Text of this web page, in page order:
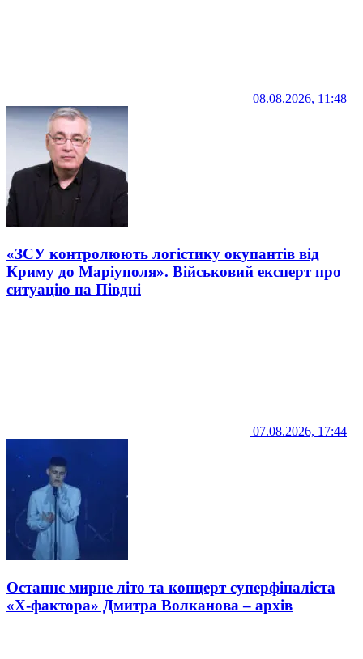
08.08.2026, 11:48
«ЗСУ контролюють логістику окупантів від
Криму до Маріуполя». Військовий експерт про
ситуацію на Півдні
07.08.2026, 17:44
Останнє мирне літо та концерт суперфіналіста
«Х-фактора» Дмитра Волканова – архів